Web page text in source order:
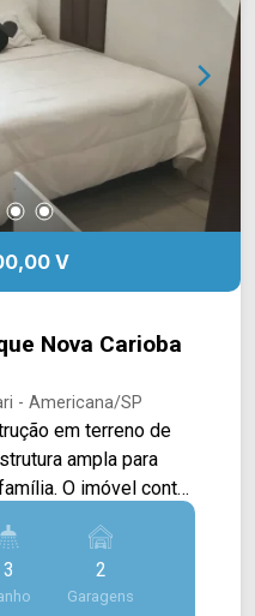
V
Nova Carioba
- Americana/SP
em terreno de
ampla para
O imóvel conta
e espaço
possibilidades de
de garagem
3 2
Garagens